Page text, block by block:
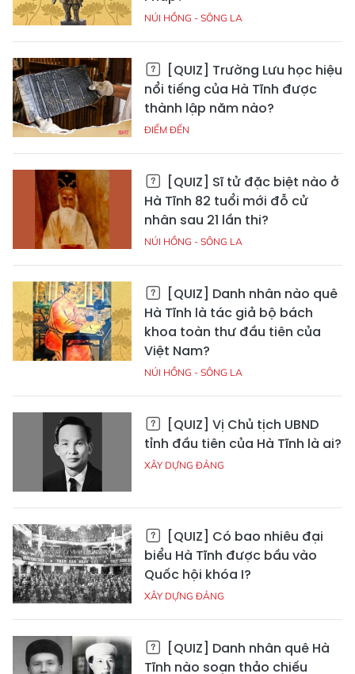
NÚI HỒNG - SÔNG LA
[QUIZ] Trường Lưu học hiệu
nổi tiếng của Hà Tĩnh được
thành lập năm nào?
ĐIỂM ĐẾN
[QUIZ] Sĩ tử đặc biệt nào ở
Hà Tĩnh 82 tuổi mới đỗ cử
nhân sau 21 lần thi?
NÚI HỒNG - SÔNG LA
[QUIZ] Danh nhân nào quê
Hà Tĩnh là tác giả bộ bách
khoa toàn thư đầu tiên của
Việt Nam?
NÚI HỒNG - SÔNG LA
[QUIZ] Vị Chủ tịch UBND
tỉnh đầu tiên của Hà Tĩnh là ai?
XÂY DỰNG ĐẢNG
[QUIZ] Có bao nhiêu đại
biểu Hà Tĩnh được bầu vào
Quốc hội khóa I?
XÂY DỰNG ĐẢNG
[QUIZ] Danh nhân quê Hà
Tĩnh nào soạn thảo chiếu